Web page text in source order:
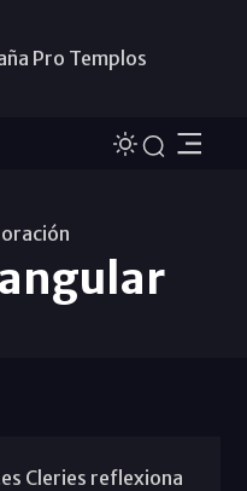
Pro Templos
Cleries reflexiona